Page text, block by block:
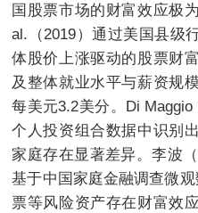
国股票市场的财富效应极
al.（2019）通过美国县级
体股价上涨驱动的股票财
及整体就业水平与薪资规
每美元3.2美分。Di
个人投资组合数据中识别
家庭存在显著差异。李波
基于中国家庭金融调查微
票等风险资产存在财富效